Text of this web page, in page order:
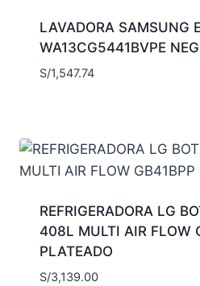
LAVADORA SAMSUNG
WA13CG5441BVPE
S/1,547.74
REFRIGERADORA LG
408L MULTI AIR FLOW
PLATEADO
S/3,139.00